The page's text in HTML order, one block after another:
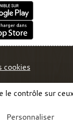
cookies
Connexion
le contrôle sur
Personnaliser